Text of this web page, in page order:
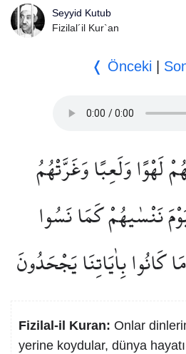
Seyyid Kutub
Fizilal´il Kur`an
❬ Önceki
لَهْوًا وَلَعِبًا وَغَرَّتْهُمُ
نَنْسٰيهُمْ كَمَا نَسُوا
كَانُوا بِاٰيَاتِنَا يَجْحَدُونَ
Fizilal-il Kuran: Onlar
yerine koydular, dünya